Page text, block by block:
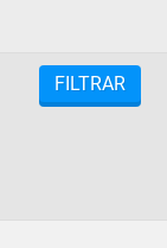
FILTRAR